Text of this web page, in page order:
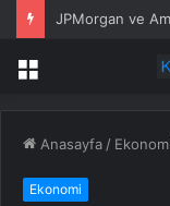
Menü
Anasayfa / Ekonomi
Ekonomi